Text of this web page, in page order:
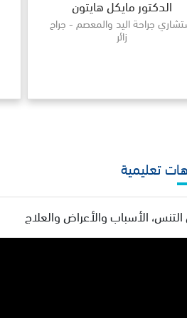
الدكتور مايكل هايتون
جراحة اليد والمعصم - جراح
زائر
تعليمية
الأسباب والأعراض والعلاج